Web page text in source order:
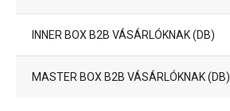
INNER BOX B2B VÁSÁRLÓKNAK (DB)
MASTER BOX B2B VÁSÁRLÓKNAK (DB)